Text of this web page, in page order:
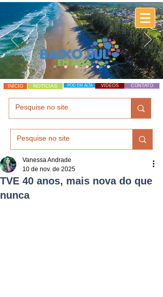
INÍCIO NOTÍCIAS POD EM ALTA VÍDEOS CONTATO
TVE 40 anos, mais nova do que
nunca
Vanessa Andrade
10 de nov. de 2025